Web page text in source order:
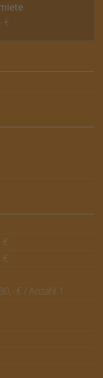
€
€
€
€ / Anzahl 1